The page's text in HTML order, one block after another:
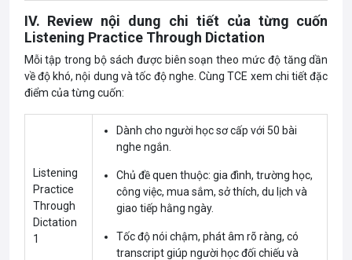
IV. Review nội dung chi tiết của từng cuốn
Listening Practice Through Dictation
Mỗi tập trong bộ sách được biên soạn theo mức độ tăng dần
về độ khó, nội dung và tốc độ nghe. Cùng TCE xem chi tiết đặc
điểm của từng cuốn:
Listening
Practice
Through
Dictation
1
Dành cho người học sơ cấp với 50 bài
nghe ngắn.
Chủ đề quen thuộc: gia đình, trường học,
công việc, mua sắm, sở thích, du lịch và
giao tiếp hằng ngày.
Tốc độ nói chậm, phát âm rõ ràng, có
transcript giúp người học đối chiếu và